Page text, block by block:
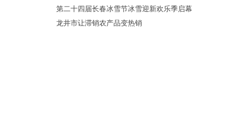
第二十四届长春冰雪节冰雪迎新欢乐季启幕
龙井市让滞销农产品变热销